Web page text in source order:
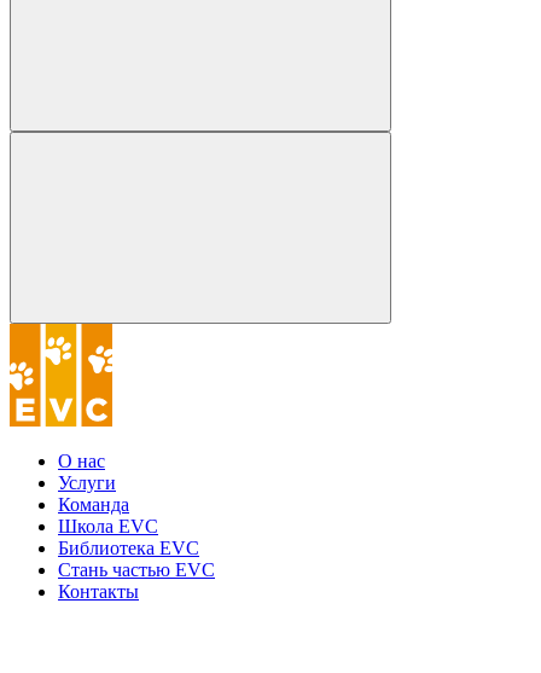
О нас
Услуги
Команда
Школа EVC
Библиотека EVC
Стань частью EVC
Контакты